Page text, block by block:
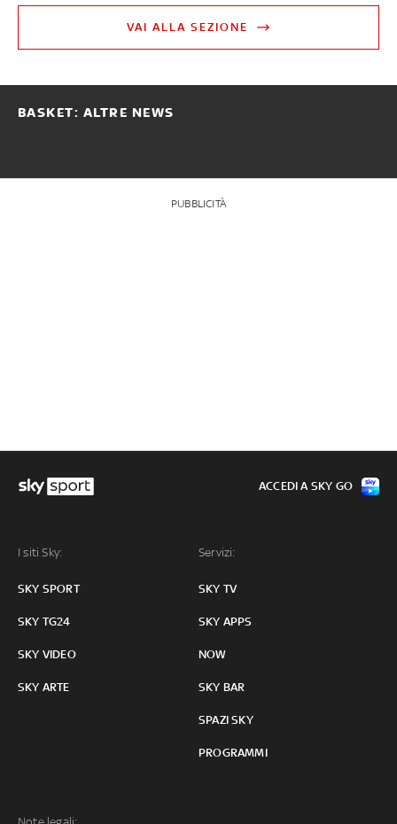
VAI ALLA SEZIONE
BASKET: ALTRE NEWS
PUBBLICITÀ
I siti Sky:
SKY SPORT
SKY TG24
SKY VIDEO
SKY ARTE
Servizi:
SKY TV
SKY APPS
NOW
SKY BAR
SPAZI SKY
PROGRAMMI
ACCEDI A SKY GO